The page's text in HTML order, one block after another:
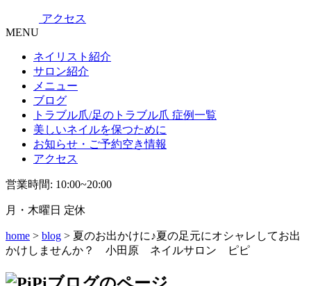
アクセス
MENU
ネイリスト紹介
サロン紹介
メニュー
ブログ
トラブル爪/足のトラブル爪 症例一覧
美しいネイルを保つために
お知らせ・ご予約空き情報
アクセス
営業時間: 10:00~20:00
月・木曜日 定休
home > blog > 夏のお出かけに♪夏の足元にオシャレしてお出
かけしませんか？ 小田原 ネイルサロン ピピ